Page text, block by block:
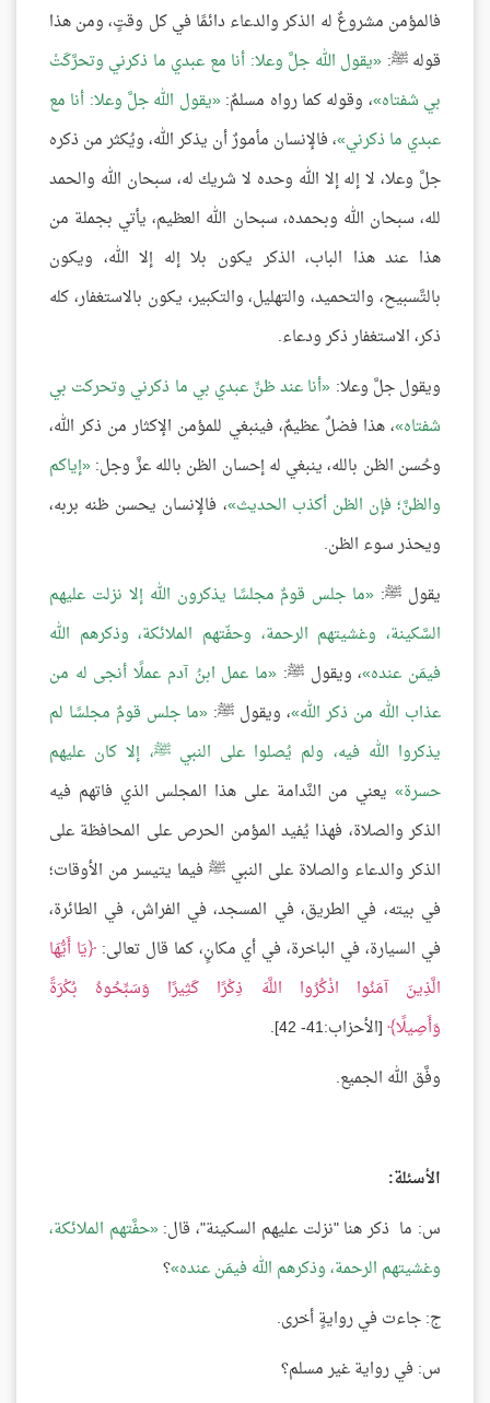
فالمؤمن مشروعٌ له الذكر والدعاء دائمًا في كل وقتٍ، ومن هذا
قوله ﷺ: يقول الله جلَّ وعلا: أنا مع عبدي ما ذكرني وتحرَّكَتْ
بي شفتاه ، وقوله كما رواه مسلمٌ: يقول الله جلَّ وعلا: أنا مع
عبدي ما ذكرني ، فالإنسان مأمورٌ أن يذكر الله، ويُكثر من ذكره
جلَّ وعلا، لا إله إلا الله وحده لا شريك له، سبحان الله والحمد
لله، سبحان الله وبحمده، سبحان الله العظيم، يأتي بجملة من
هذا عند هذا الباب، الذكر يكون بلا إله إلا الله، ويكون
بالتَّسبيح، والتحميد، والتهليل، والتكبير، يكون بالاستغفار، كله
ذكر، الاستغفار ذكر ودعاء.
ويقول جلَّ وعلا: أنا عند ظنِّ عبدي بي ما ذكرني وتحركت بي
شفتاه ، هذا فضلٌ عظيمٌ، فينبغي للمؤمن الإكثار من ذكر الله،
وحُسن الظن بالله، ينبغي له إحسان الظن بالله عزَّ وجل: إياكم
والظنَّ؛ فإن الظن أكذب الحديث ، فالإنسان يحسن ظنه بربه،
ويحذر سوء الظن.
يقول ﷺ: ما جلس قومٌ مجلسًا يذكرون الله إلا نزلت عليهم
السَّكينة، وغشيتهم الرحمة، وحفّتهم الملائكة، وذكرهم الله
فيمَن عنده ، ويقول ﷺ: ما عمل ابنُ آدم عملًا أنجى له من
عذاب الله من ذكر الله ، ويقول ﷺ: ما جلس قومٌ مجلسًا لم
يذكروا الله فيه، ولم يُصلوا على النبي ﷺ، إلا كان عليهم
حسرة
يعني من النَّدامة على هذا المجلس الذي فاتهم فيه
الذكر والصلاة، فهذا يُفيد المؤمن الحرص على المحافظة على
الذكر والدعاء والصلاة على النبي ﷺ فيما يتيسر من الأوقات؛
في بيته، في الطريق، في المسجد، في الفراش، في الطائرة،
في السيارة، في الباخرة، في أي مكانٍ، كما قال تعالى: يَا أَيُّهَا
الَّذِينَ آمَنُوا اذْكُرُوا اللَّهَ ذِكْرًا كَثِيرًا وَسَبِّحُوهُ بُكْرَةً
وَأَصِيلًا [الأحزاب:41- 42].
وفَّق الله الجميع.
الأسئلة:
س: ما ذكر هنا "نزلت عليهم السكينة"، قال: حفَّتهم الملائكة،
وغشيتهم الرحمة، وذكرهم الله فيمَن عنده ؟
ج: جاءت في روايةٍ أخرى.
س: في رواية غير مسلم؟